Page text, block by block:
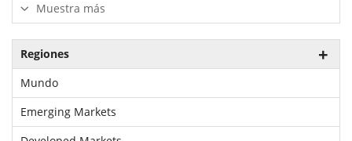
Muestra más
Regiones
Mundo
Emerging Markets